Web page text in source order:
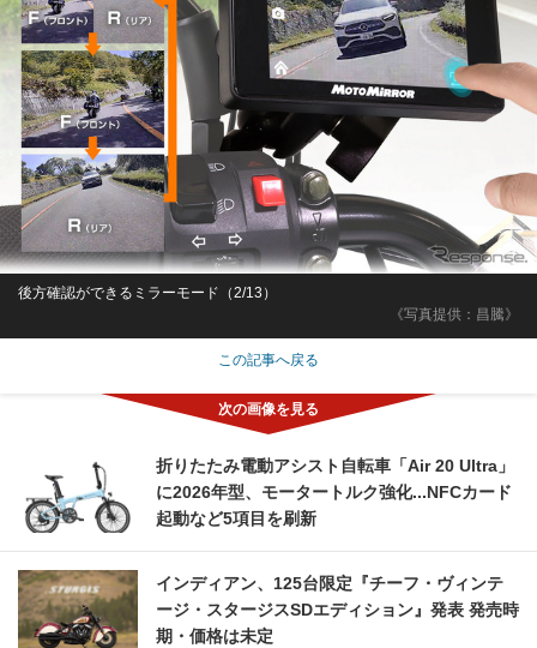
《写真提供：昌騰》
後方確認ができるミラーモード（2/13）
この記事へ戻る
折りたたみ電動アシスト自転車「Air 20 Ultra」
に2026年型、モータートルク強化...NFCカード
起動など5項目を刷新
インディアン、125台限定『チーフ・ヴィンテ
ージ・スタージスSDエディション』発表 発売時
期・価格は未定